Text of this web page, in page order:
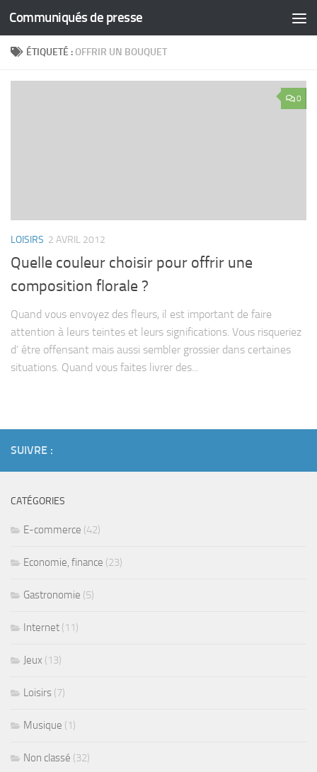
Skip to content
Communiqués de presse
ÉTIQUETÉ :OFFRIR UN BOUQUET
0
LOISIRS 2 AVRIL 2012
Quelle couleur choisir pour offrir une
composition florale ?
Quand vous envoyez des fleurs, il est important de faire
attention à leurs teintes et leurs significations. Vous risqueriez
d’ être offensant mais aussi sembler grossier dans certaines
situations. Quand vous faites livrer des...
SUIVRE :
CATÉGORIES
E-commerce (42)
Economie, finance (23)
Gastronomie (5)
Internet (11)
Jeux (13)
Loisirs (7)
Musique (1)
Non classé (32)